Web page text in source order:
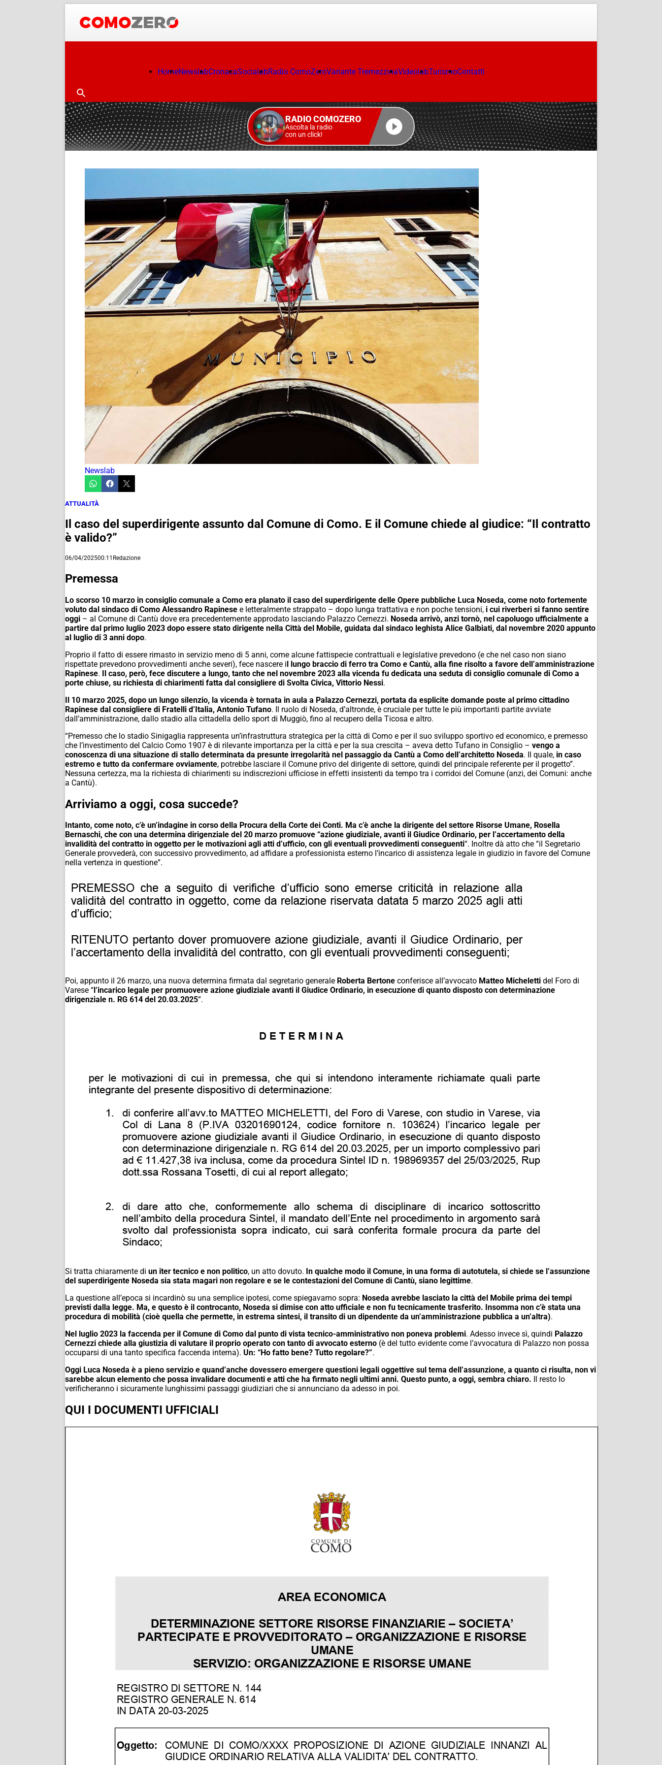
HomeNewslabCronacaSocialabRadio ComoZeroVariante TremezzinaVideolabTurismoContatti
RADIO COMOZERO
Ascolta la radio
con un click!
Newslab
ATTUALITÀ
Il caso del superdirigente assunto dal Comune di Como. E il Comune chiede al giudice: “Il contratto
è valido?”
06/04/202500:11 Redazione
Premessa
Lo scorso 10 marzo in consiglio comunale a Como era planato il caso del superdirigente delle Opere pubbliche Luca Noseda, come noto fortemente
voluto dal sindaco di Como Alessandro Rapinese e letteralmente strappato – dopo lunga trattativa e non poche tensioni, i cui riverberi si fanno sentire
oggi – al Comune di Cantù dove era precedentemente approdato lasciando Palazzo Cernezzi. Noseda arrivò, anzi tornò, nel capoluogo ufficialmente a
partire dal primo luglio 2023 dopo essere stato dirigente nella Città del Mobile, guidata dal sindaco leghista Alice Galbiati, dal novembre 2020 appunto
al luglio di 3 anni dopo.
Proprio il fatto di essere rimasto in servizio meno di 5 anni, come alcune fattispecie contrattuali e legislative prevedono (e che nel caso non siano
rispettate prevedono provvedimenti anche severi), fece nascere il lungo braccio di ferro tra Como e Cantù, alla fine risolto a favore dell’amministrazione
Rapinese. Il caso, però, fece discutere a lungo, tanto che nel novembre 2023 alla vicenda fu dedicata una seduta di consiglio comunale di Como a
porte chiuse, su richiesta di chiarimenti fatta dal consigliere di Svolta Civica, Vittorio Nessi.
Il 10 marzo 2025, dopo un lungo silenzio, la vicenda è tornata in aula a Palazzo Cernezzi, portata da esplicite domande poste al primo cittadino
Rapinese dal consigliere di Fratelli d’Italia, Antonio Tufano. Il ruolo di Noseda, d’altronde, è cruciale per tutte le più importanti partite avviate
dall’amministrazione, dallo stadio alla cittadella dello sport di Muggiò, fino al recupero della Ticosa e altro.
“Premesso che lo stadio Sinigaglia rappresenta un’infrastruttura strategica per la città di Como e per il suo sviluppo sportivo ed economico, e premesso
che l’investimento del Calcio Como 1907 è di rilevante importanza per la città e per la sua crescita – aveva detto Tufano in Consiglio – vengo a
conoscenza di una situazione di stallo determinata da presunte irregolarità nel passaggio da Cantù a Como dell’architetto Noseda. Il quale, in caso
estremo e tutto da confermare ovviamente, potrebbe lasciare il Comune privo del dirigente di settore, quindi del principale referente per il progetto”.
Nessuna certezza, ma la richiesta di chiarimenti su indiscrezioni ufficiose in effetti insistenti da tempo tra i corridoi del Comune (anzi, dei Comuni: anche
a Cantù).
Arriviamo a oggi, cosa succede?
Intanto, come noto, c’è un’indagine in corso della Procura della Corte dei Conti. Ma c’è anche la dirigente del settore Risorse Umane, Rosella
Bernaschi, che con una determina dirigenziale del 20 marzo promuove “azione giudiziale, avanti il Giudice Ordinario, per l’accertamento della
invalidità del contratto in oggetto per le motivazioni agli atti d’ufficio, con gli eventuali provvedimenti conseguenti“. Inoltre dà atto che “il Segretario
Generale provvederà, con successivo provvedimento, ad affidare a professionista esterno l’incarico di assistenza legale in giudizio in favore del Comune
nella vertenza in questione”.
Poi, appunto il 26 marzo, una nuova determina firmata dal segretario generale Roberta Bertone conferisce all’avvocato Matteo Micheletti del Foro di
Varese “ l’incarico legale per promuovere azione giudiziale avanti il Giudice Ordinario, in esecuzione di quanto disposto con determinazione
dirigenziale n. RG 614 del 20.03.2025“.
Si tratta chiaramente di un iter tecnico e non politico, un atto dovuto. In qualche modo il Comune, in una forma di autotutela, si chiede se l’assunzione
del superdirigente Noseda sia stata magari non regolare e se le contestazioni del Comune di Cantù, siano legittime.
La questione all’epoca si incardinò su una semplice ipotesi, come spiegavamo sopra: Noseda avrebbe lasciato la città del Mobile prima dei tempi
previsti dalla legge. Ma, e questo è il controcanto, Noseda si dimise con atto ufficiale e non fu tecnicamente trasferito. Insomma non c’è stata una
procedura di mobilità (cioè quella che permette, in estrema sintesi, il transito di un dipendente da un’amministrazione pubblica a un’altra).
Nel luglio 2023 la faccenda per il Comune di Como dal punto di vista tecnico-amministrativo non poneva problemi. Adesso invece sì, quindi Palazzo
Cernezzi chiede alla giustizia di valutare il proprio operato con tanto di avvocato esterno (è del tutto evidente come l’avvocatura di Palazzo non possa
occuparsi di una tanto specifica faccenda interna). Un: “Ho fatto bene? Tutto regolare?”.
Oggi Luca Noseda è a pieno servizio e quand’anche dovessero emergere questioni legali oggettive sul tema dell’assunzione, a quanto ci risulta, non vi
sarebbe alcun elemento che possa invalidare documenti e atti che ha firmato negli ultimi anni. Questo punto, a oggi, sembra chiaro.
Il resto lo
verificheranno i sicuramente lunghissimi passaggi giudiziari che si annunciano da adesso in poi.
QUI I DOCUMENTI UFFICIALI